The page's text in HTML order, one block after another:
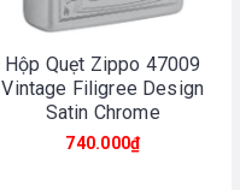
Hộp Quẹt Zippo 47009
Vintage Filigree Design
Satin Chrome
740.000₫